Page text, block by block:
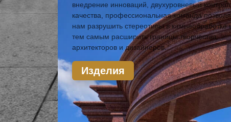
внедрение инноваций, двухуровневый
качества, профессиональная команда
нам разрушить стереотипы в камнеобработке
тем самым расширить границы творчества
архитекторов и дизайнеров.
Изделия